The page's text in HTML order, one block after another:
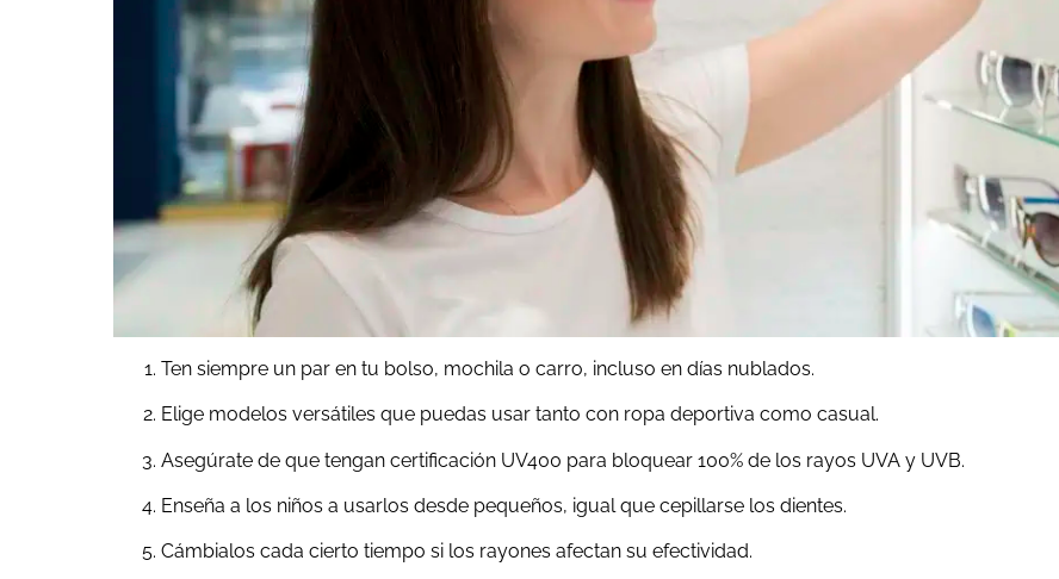
Ten siempre un par en tu bolso, mochila o carro, incluso en días nublados.
Elige modelos versátiles que puedas usar tanto con ropa deportiva como casual.
Asegúrate de que tengan certificación UV400 para bloquear 100% de los rayos UVA y UVB.
Enseña a los niños a usarlos desde pequeños, igual que cepillarse los dientes.
Cámbialos cada cierto tiempo si los rayones afectan su efectividad.